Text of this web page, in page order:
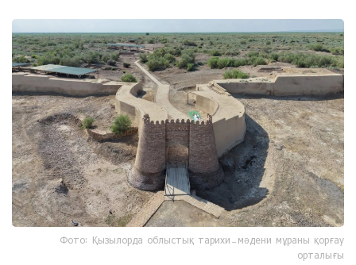
Фото: Қызылорда облыстық тарихи-мәдени мұраны қорғау
орталығы